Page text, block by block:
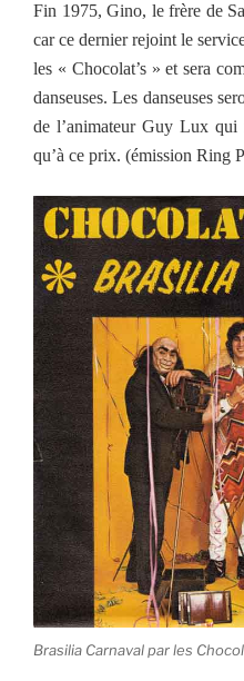
Fin 1975, Gino, le frère de
car ce dernier rejoint le
les « Chocolat’s » et sera
danseuses. Les danseuses
de l’animateur Guy Lux qui
qu’à ce prix. (émission Ring
Brasilia Carnaval par les